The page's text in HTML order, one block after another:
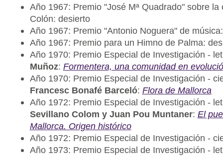
Año 1967: Premio "José Mª Quadrado" sobre la
Colón: desierto
Año 1967: Premio "Antonio Noguera" de
Año 1967: Premio para un Himno de Palma:
Año 1970: Premio Especial de Investigación -
Muñoz: Formentera, una comunidad en
Año 1970: Premio Especial de Investigación -
Francesc Bonafé Barceló: Flora de Mallorca
Año 1972: Premio Especial de Investigación -
Sevillano Colom y Juan Pou Muntaner: El
Mallorca. Origen histórico
Año 1972: Premio Especial de Investigación -
Año 1973: Premio Especial de Investigación -